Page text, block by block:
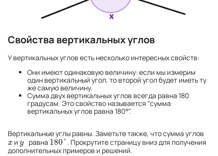
Свойства вертикальных углов
У вертикальных углов есть несколько интересных свойств:
Они имеют одинаковую величину: если мы измерим
один вертикальный угол, то второй угол будет иметь ту
же самую величину.
Сумма двух вертикальных углов всегда равна 180
градусам. Это свойство называется "сумма
вертикальных углов равна 180°".
Вертикальные углы равны. Заметьте также, что сумма углов
x
x иy
y равна 180°
180° . Прокрутите страницу вниз для получения
дополнительных примеров и решений.